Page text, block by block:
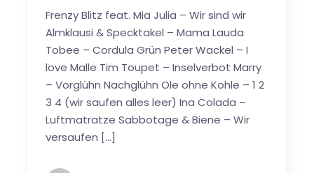
Frenzy Blitz feat. Mia Julia – Wir sind wir
Almklausi & Specktakel – Mama Lauda
Tobee – Cordula Grün Peter Wackel – I
love Malle Tim Toupet – Inselverbot Marry
– Vorglühn Nachglühn Ole ohne Kohle – 1 2
3 4 (wir saufen alles leer) Ina Colada –
Luftmatratze Sabbotage & Biene – Wir
versaufen […]